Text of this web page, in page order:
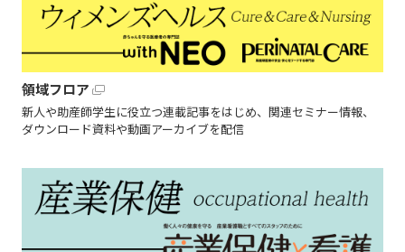
領域フロア
新人や助産師学生に役立つ連載記事をはじめ、関連セミナー情報、
ダウンロード資料や動画アーカイブを配信